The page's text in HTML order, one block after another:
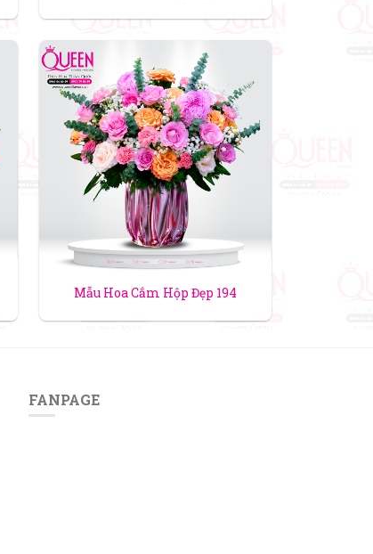
Mẫu Hoa Cắm Hộp Đẹp 194
FANPAGE